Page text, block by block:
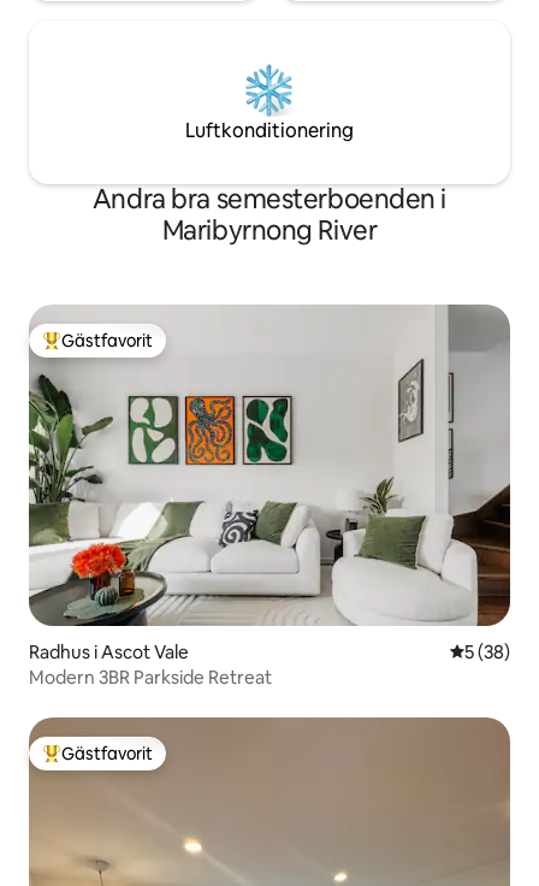
Luftkonditionering
Andra bra semesterboenden i
Maribyrnong River
Populär gästfavorit
Gästfavorit
Radhus i Ascot Vale 5 av 5 i
5 (38)
Modern 3BR Parkside Retreat
Populär gästfavorit
Gästfavorit